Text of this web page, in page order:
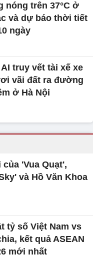
nóng trên 37°C ở
và dự báo thời tiết
ngày
truy vết tài xế xe
vãi đất ra đường
ở Hà Nội
'Vua Quạt',
và Hồ Văn Khoa
tỷ số Việt Nam vs
kết quả ASEAN
mới nhất